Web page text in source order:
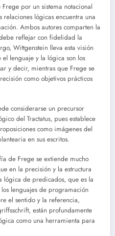
por un sistema notacional
lógicas encuentra una
Ambos autores comparten la
reflejar con fidelidad la
Wittgenstein lleva esta visión
lenguaje y la lógica son los
y decir, mientras que Frege se
como objetivos prácticos
considerarse un precursor
del Tractatus, pues establece
como imágenes del
en sus escritos.
de Frege se extiende mucho
en la precisión y la estructura
de predicados, que es la
lenguajes de programación
el sentido y la referencia,
están profundamente
como una herramienta para